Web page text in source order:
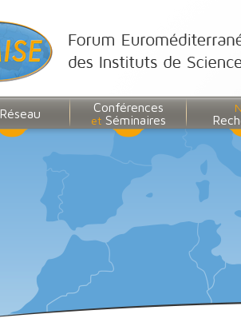
Réseau Conférences
etSéminaires